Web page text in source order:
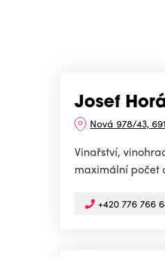
Josef
Nová 978/43,
Vinařství,
maximální počet
+420 776 766